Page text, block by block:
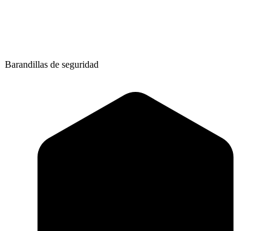
Barandillas de seguridad